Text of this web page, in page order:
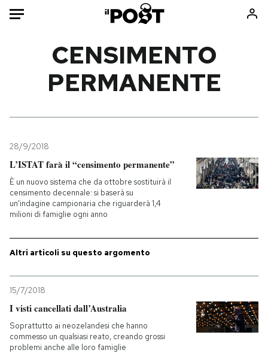
HOME
Mondo
Tecnologia
Internet
Scienza
Cultura
Economia
Sport
Libri
Ok Boomer!
Media
Europa
Mondiali calcio 2026
PODCAST
NEWSLETTER
CENSIMENTO
PERMANENTE
28/9/2018
L’ISTAT farà il “censimento permanente”
È un nuovo sistema che da ottobre sostituirà il
censimento decennale: si baserà su
un'indagine campionaria che riguarderà 1,4
milioni di famiglie ogni anno
Altri articoli su questo argomento
15/7/2018
I visti cancellati dall’Australia
Soprattutto ai neozelandesi che hanno
commesso un qualsiasi reato, creando grossi
problemi anche alle loro famiglie